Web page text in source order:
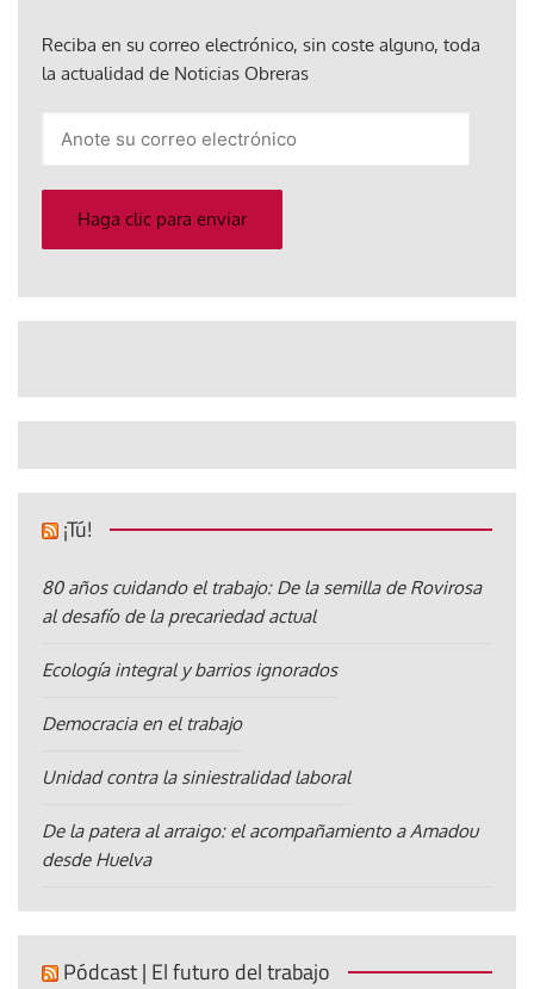
Reciba en su correo electrónico, sin coste alguno, toda
la actualidad de Noticias Obreras
electrónico
Haga clic para enviar
¡Tú!
80 años cuidando el trabajo: De la semilla de Rovirosa
al desafío de la precariedad actual
Ecología integral y barrios ignorados
Democracia en el trabajo
Unidad contra la siniestralidad laboral
De la patera al arraigo: el acompañamiento a Amadou
desde Huelva
Pódcast | El futuro del trabajo